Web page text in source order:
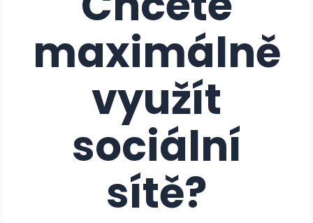
maximálně
využít
sociální
sítě?